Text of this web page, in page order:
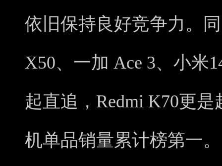
依旧保持良好竞争力。
X50、一加 Ace 3、小米
起直追，Redmi K70更
机单品销量累计榜第一。